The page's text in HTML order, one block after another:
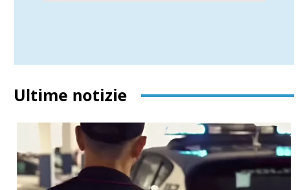
Ultime notizie